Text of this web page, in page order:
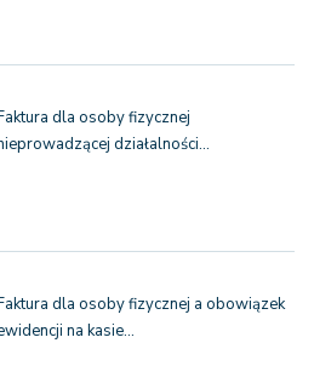
dla osoby fizycznej
działalności…
dla osoby fizycznej a obowiązek
na kasie…